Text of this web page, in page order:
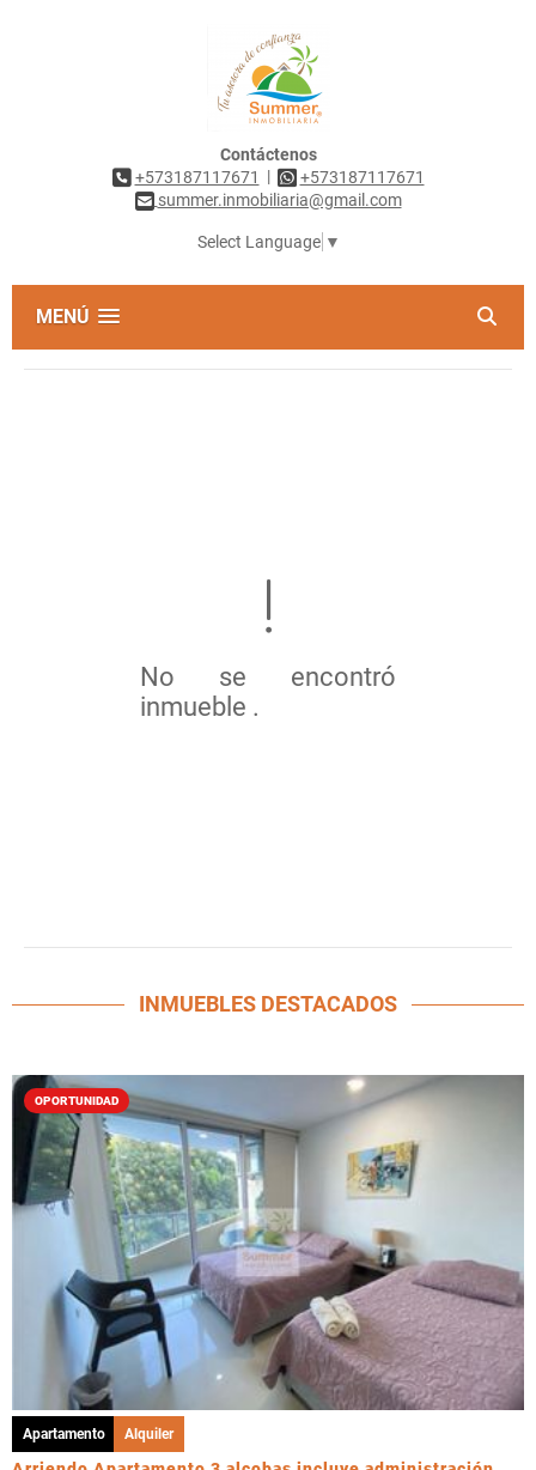
Contáctenos
+573187117671
|
+573187117671
summer.inmobiliaria@gmail.com
Select Language ▼
MENÚ
No se encontró
inmueble .
INMUEBLES DESTACADOS
OPORTUNIDAD
Apartamento Alquiler